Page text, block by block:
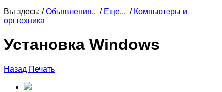
Вы здесь: /Объявления.. / Еще... / Компьютеры и
оргтехника
Установка Windows
Назад Печать